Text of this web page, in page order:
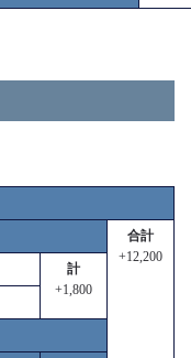
合計
+12,200
計
+1,800